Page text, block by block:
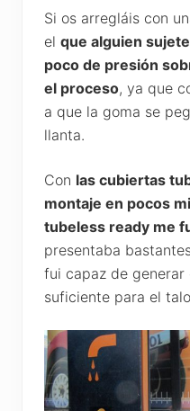
Si os arregláis con
el que alguien
poco de presión
el proceso, ya que
a que la goma se
llanta.
Con las cubiertas
montaje en pocos
tubeless ready me
presentaba
fui capaz de
suficiente para el